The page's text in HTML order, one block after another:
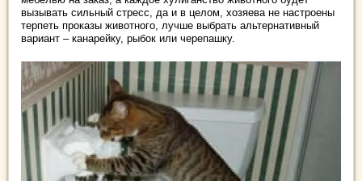
вызывать сильный стресс, да и в целом, хозяева не настроены
терпеть проказы животного, лучше выбрать альтернативный
вариант – канарейку, рыбок или черепашку.